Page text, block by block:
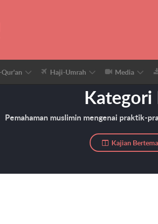
Haji-Umrah Media
Kategori
Pemahaman muslimin mengenai praktik-
Kajian